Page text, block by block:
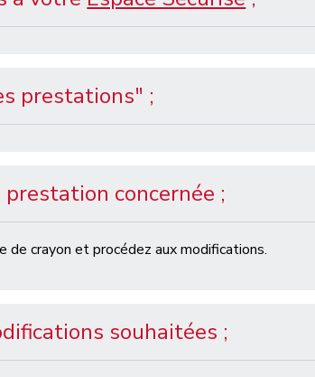
prestations" ;
concernée ;
de crayon et procédez auxmodifications.
souhaitées ;